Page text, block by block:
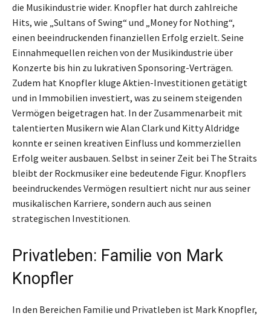
die Musikindustrie wider. Knopfler hat durch zahlreiche
Hits, wie „Sultans of Swing“ und „Money for Nothing“,
einen beeindruckenden finanziellen Erfolg erzielt. Seine
Einnahmequellen reichen von der Musikindustrie über
Konzerte bis hin zu lukrativen Sponsoring-Verträgen.
Zudem hat Knopfler kluge Aktien-Investitionen getätigt
und in Immobilien investiert, was zu seinem steigenden
Vermögen beigetragen hat. In der Zusammenarbeit mit
talentierten Musikern wie Alan Clark und Kitty Aldridge
konnte er seinen kreativen Einfluss und kommerziellen
Erfolg weiter ausbauen. Selbst in seiner Zeit bei The Straits
bleibt der Rockmusiker eine bedeutende Figur. Knopflers
beeindruckendes Vermögen resultiert nicht nur aus seiner
musikalischen Karriere, sondern auch aus seinen
strategischen Investitionen.
Privatleben: Familie von Mark
Knopfler
In den Bereichen Familie und Privatleben ist Mark Knopfler,